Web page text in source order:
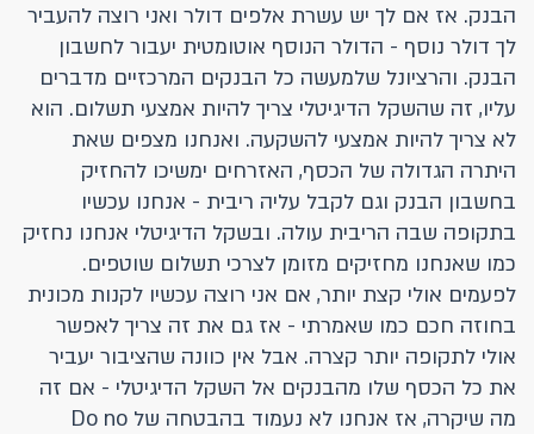
הבנק. אז אם לך יש עשרת אלפים דולר ואני רוצה להעביר
לך דולר נוסף - הדולר הנוסף אוטומטית יעבור לחשבון
הבנק. והרציונל שלמעשה כל הבנקים המרכזיים מדברים
עליו, זה שהשקל הדיגיטלי צריך להיות אמצעי תשלום. הוא
לא צריך להיות אמצעי להשקעה. ואנחנו מצפים שאת
היתרה הגדולה של הכסף, האזרחים ימשיכו להחזיק
בחשבון הבנק וגם לקבל עליה ריבית - אנחנו עכשיו
בתקופה שבה הריבית עולה. ובשקל הדיגיטלי אנחנו נחזיק
כמו שאנחנו מחזיקים מזומן לצרכי תשלום שוטפים.
לפעמים אולי קצת יותר, אם אני רוצה עכשיו לקנות מכונית
בחוזה חכם כמו שאמרתי - אז גם את זה צריך לאפשר
אולי לתקופה יותר קצרה. אבל אין כוונה שהציבור יעביר
את כל הכסף שלו מהבנקים אל השקל הדיגיטלי - אם זה
מה שיקרה, אז אנחנו לא נעמוד בהבטחה של Do no